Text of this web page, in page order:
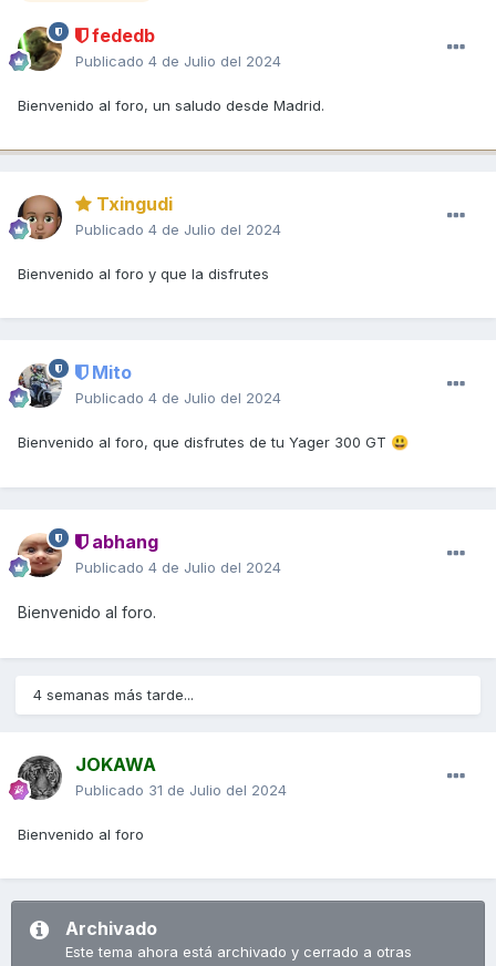
fededb
Publicado 4 de Julio del 2024
Bienvenido al foro, un saludo desde Madrid.
Txingudi
Publicado 4 de Julio del 2024
Bienvenido al foro y que la disfrutes
Mito
Publicado 4 de Julio del 2024
Bienvenido al foro, que disfrutes de tu Yager 300 GT 😃
abhang
Publicado 4 de Julio del 2024
Bienvenido al foro.
4 semanas más tarde...
JOKAWA
Publicado 31 de Julio del 2024
Bienvenido al foro
Archivado
Este tema ahora está archivado y cerrado a otras